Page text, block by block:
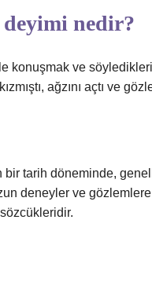
nedir?
konuşmak ve
ağzını açtı ve
bir tarih döneminde,
deneyler ve